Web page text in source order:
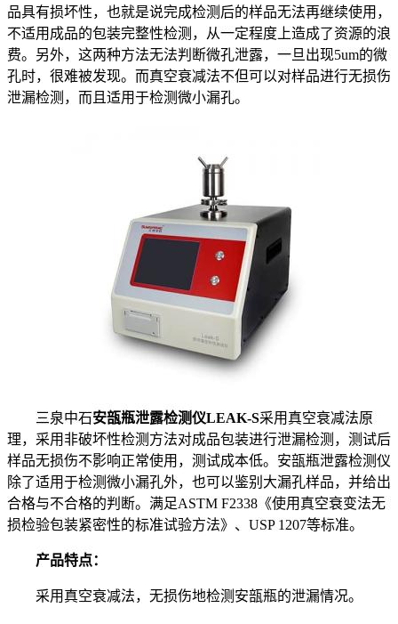
品具有损坏性，也就是说完成检测后的样品无法再继续使用，
不适用成品的包装完整性检测，从一定程度上造成了资源的浪
费。另外，这两种方法无法判断微孔泄露，一旦出现5um的微
孔时，很难被发现。而真空衰减法不但可以对样品进行无损伤
泄漏检测，而且适用于检测微小漏孔。
三泉中石安瓿瓶泄露检测仪LEAK-S采用真空衰减法原
理，采用非破坏性检测方法对成品包装进行泄漏检测，测试后
样品无损伤不影响正常使用，测试成本低。安瓿瓶泄露检测仪
除了适用于检测微小漏孔外，也可以鉴别大漏孔样品，并给出
合格与不合格的判断。满足ASTM F2338《使用真空衰变法无
损检验包装紧密性的标准试验方法》、USP 1207等标准。
产品特点：
采用真空衰减法，无损伤地检测安瓿瓶的泄漏情况。